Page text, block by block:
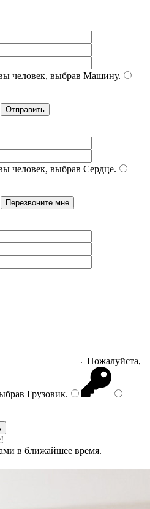
человек, выбрав Машину.
человек, выбрав Сердце.
Пожалуйста,
Грузовик.
в ближайшее время.